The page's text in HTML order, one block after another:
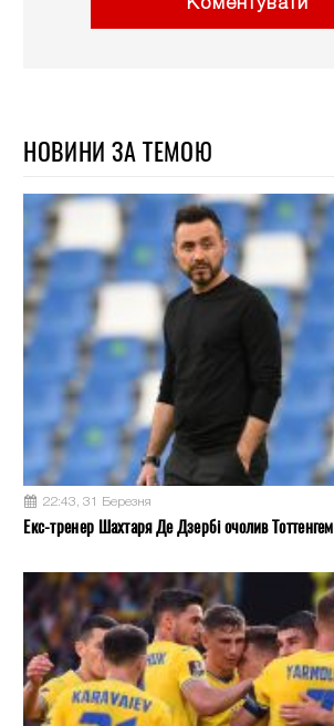
Коментувати
НОВИНИ ЗА ТЕМОЮ
22:43, 31 Березня
Екс-тренер Шахтаря Де Дзербі очолив Тоттенгем